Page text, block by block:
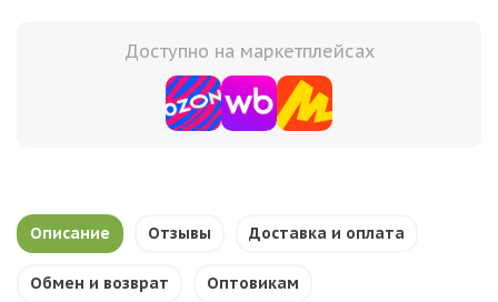
Доступно на маркетплейсах
Описание Отзывы Доставка и оплата
Обмен и возврат Оптовикам